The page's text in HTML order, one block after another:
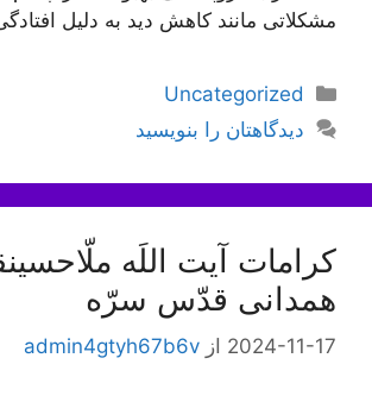
مشکلاتی مانند کاهش دید به دلیل
دسته‌ها
Uncategorized
دیدگاهتان را بنویسید
کرامات آیت اللَه
همدانی قدّس سرّه
2024-11-17 از admin4gtyh67b6v